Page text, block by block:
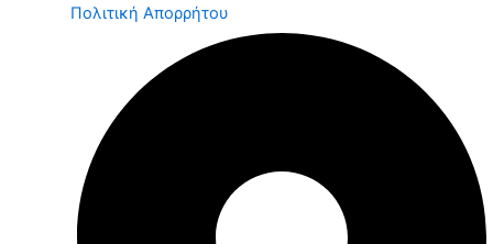
Πολιτική Απορρήτου